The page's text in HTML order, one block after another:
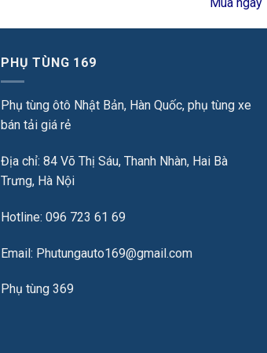
PHỤ TÙNG 169
Phụ tùng ôtô Nhật Bản, Hàn Quốc, phụ tùng xe
bán tải giá rẻ
Địa chỉ: 84 Võ Thị Sáu, Thanh Nhàn, Hai Bà
Trưng, Hà Nội
Hotline: 096 723 61 69
Email: Phutungauto169@gmail.com
Phụ tùng 369